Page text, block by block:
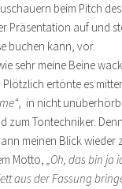
beim Pitch
Präsentation auf und
buchen kann, vor.
sehr meine Beine
ertönte es
, in nicht
Tontechniker.
meinen Blick
Motto, „Oh, das bin ja
aus der Fassung